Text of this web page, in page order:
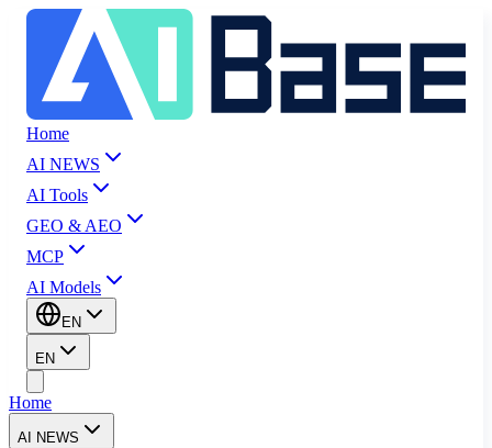
Home
AI NEWS
AI Tools
GEO & AEO
MCP
AI Models
EN
EN
Home
AI NEWS